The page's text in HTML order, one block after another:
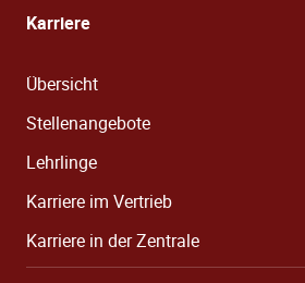
Karriere
Übersicht
Stellenangebote
Lehrlinge
Karriere im Vertrieb
Karriere in der Zentrale